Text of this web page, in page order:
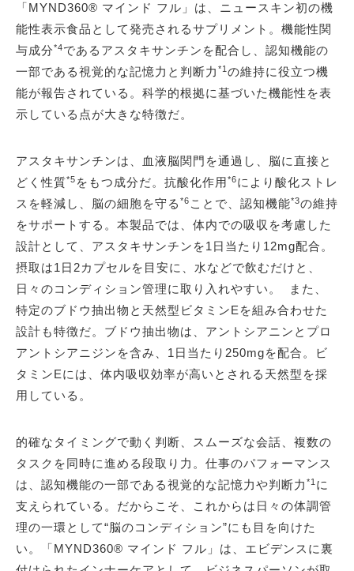
「MYND360® マインド フル」は、ニュースキン初の機
能性表示食品として発売されるサプリメント。機能性関
与成分*4であるアスタキサンチンを配合し、認知機能の
一部である視覚的な記憶力と判断力 *1 の維持に役立つ機
能が報告されている。科学的根拠に基づいた機能性を表
示している点が大きな特徴だ。
アスタキサンチンは、血液脳関門を通過し、脳に直接と
どく性質*5 をもつ成分だ。抗酸化作用*6により酸化ストレ
スを軽減し、脳の細胞を守る *6 ことで、認知機能*3の維持
をサポートする。本製品では、体内での吸収を考慮した
設計として、アスタキサンチンを1日当たり12mg配合。
摂取は1日2カプセルを目安に、水などで飲むだけと、
日々のコンディション管理に取り入れやすい。 また、
特定のブドウ抽出物と天然型ビタミンEを組み合わせた
設計も特徴だ。ブドウ抽出物は、アントシアニンとプロ
アントシアニジンを含み、1日当たり250mgを配合。ビ
タミンEには、体内吸収効率が高いとされる天然型を採
用している。
的確なタイミングで動く判断、スムーズな会話、複数の
タスクを同時に進める段取り力。仕事のパフォーマンス
は、認知機能の一部である視覚的な記憶力や判断力 *1 に
支えられている。だからこそ、これからは日々の体調管
理の一環として“脳のコンディション”にも目を向けた
い。「MYND360® マインド フル」は、エビデンスに裏